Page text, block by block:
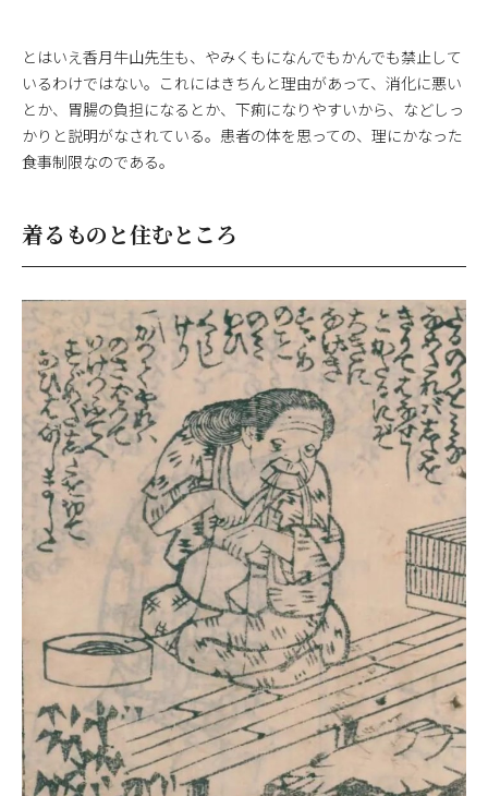
とはいえ香月牛山先生も、やみくもになんでもかんでも禁止して
いるわけではない。これにはきちんと理由があって、消化に悪い
とか、胃腸の負担になるとか、下痢になりやすいから、などしっ
かりと説明がなされている。患者の体を思っての、理にかなった
食事制限なのである。
着るものと住むところ